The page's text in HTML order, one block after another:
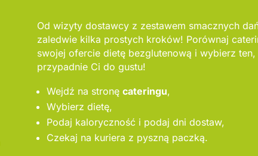
Od wizyty dostawcy z zestawem smacznych
zaledwie kilka prostych kroków! Porównaj
swojej ofercie dietę bezglutenową i wybierz
przypadnie Ci do gustu!
Wejdź na stronę cateringu,
Wybierz dietę,
Podaj kaloryczność i podaj dni dostaw,
Czekaj na kuriera z pyszną paczką.